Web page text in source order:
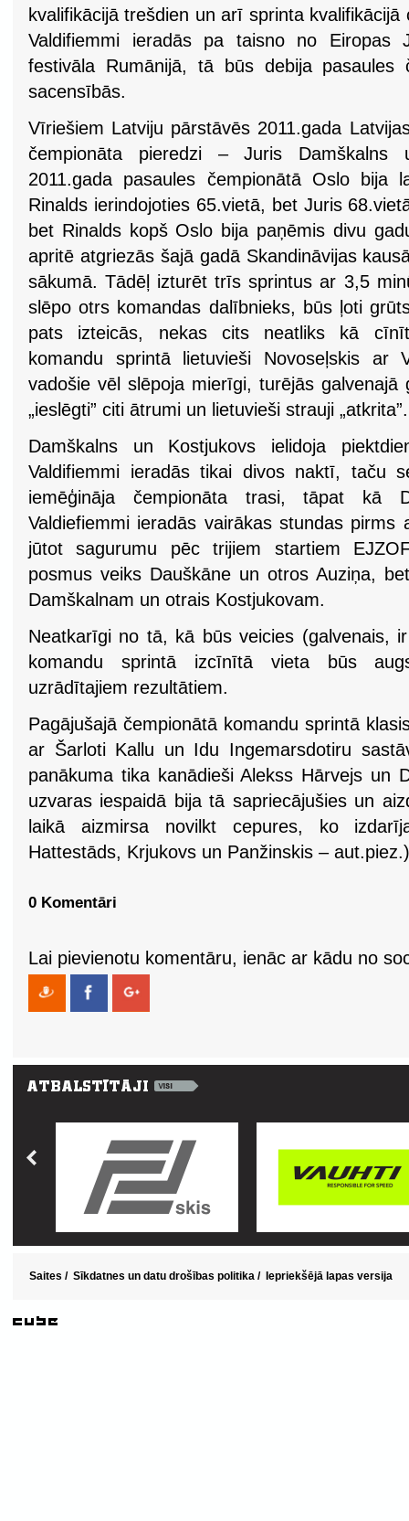
kvalifikācijā trešdien un arī sprinta
Valdifiemmi ieradās pa taisno no Eiropas
festivāla Rumānijā, tā būs debija pasaules
sacensībās.
Vīriešiem Latviju pārstāvēs 2011.gada
čempionāta pieredzi – Juris Damškalns
2011.gada pasaules čempionātā Oslo bija
Rinalds ierindojoties 65.vietā, bet Juris
bet Rinalds kopš Oslo bija paņēmis divu
apritē atgriezās šajā gadā Skandināvijas
sākumā. Tādēļ izturēt trīs sprintus ar 3,5
slēpo otrs komandas dalībnieks, būs ļoti
pats izteicās, nekas cits neatliks kā
komandu sprintā lietuvieši Novoseļskis ar
vadošie vēl slēpoja mierīgi, turējās
„ieslēgti” citi ātrumi un lietuvieši strauji
Damškalns un Kostjukovs ielidoja
Valdifiemmi ieradās tikai divos naktī, taču
iemēģināja čempionāta trasi, tāpat kā
Valdiefiemmi ieradās vairākas stundas
jūtot sagurumu pēc trijiem startiem
posmus veiks Dauškāne un otros Auziņa,
Damškalnam un otrais Kostjukovam.
Neatkarīgi no tā, kā būs veicies (galvenais,
komandu sprintā izcīnītā vieta būs
uzrādītajiem rezultātiem.
Pagājušajā čempionātā komandu sprintā
ar Šarloti Kallu un Idu Ingemarsdotiru
panākuma tika kanādieši Alekss Hārvejs un
uzvaras iespaidā bija tā sapriecājušies un
laikā aizmirsa novilkt cepures, ko
Hattestāds, Krjukovs un Panžinskis –
0 Komentāri
Lai pievienotu komentāru, ienāc ar kādu no
Saites / Sīkdatnes un datu drošības politika / Iepriekšējā lapas versija